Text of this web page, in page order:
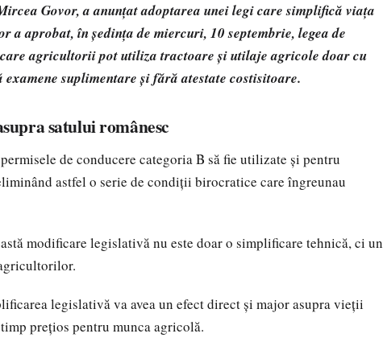
Govor, a anunțat adoptarea unei legi care simplifică viața
a aprobat, în ședința de miercuri, 10 septembrie, legea de
agricultorii pot utiliza tractoare și utilaje agricole doar cu
suplimentare și fără atestate costisitoare.
satului românesc
de conducere categoria B să fie utilizate și pentru
astfel o serie de condiții birocratice care îngreunau
modificare legislativă nu este doar o simplificare tehnică, ci un
legislativă va avea un efect direct și major asupra vieții
prețios pentru munca agricolă.